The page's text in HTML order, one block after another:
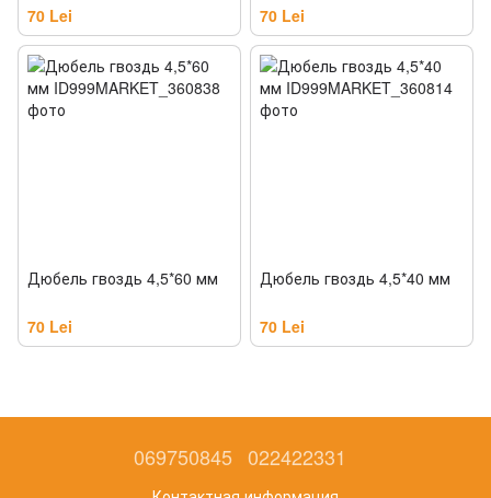
70 Lei 70 Lei
Дюбель гвоздь 4,5*60 мм
70 Lei
Дюбель гвоздь 4,5*40 мм
70 Lei
069750845 022422331